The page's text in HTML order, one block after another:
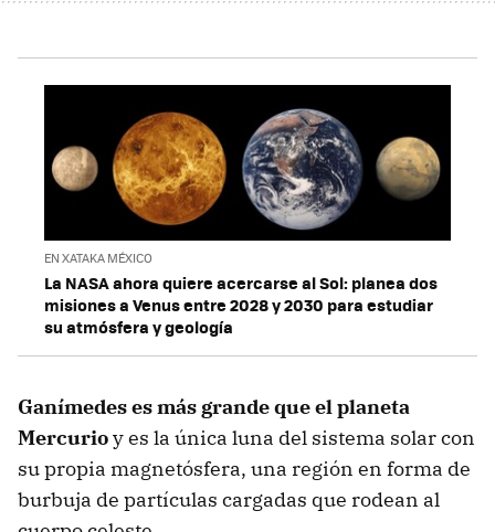
EN XATAKA MÉXICO
La NASA ahora quiere acercarse al Sol: planea dos
misiones a Venus entre 2028 y 2030 para estudiar
su atmósfera y geología
Ganímedes es más grande que el planeta
Mercurioy es la única luna del sistema solar con
su propia magnetósfera, una región en forma de
burbuja de partículas cargadas que rodean al